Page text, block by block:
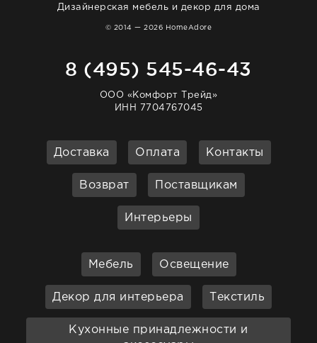
Дизайнерская мебель и декор для дома
© 2014 — 2026 HomeAdore
8 (495) 545-46-43
ООО «Комфорт Трейд»
ИНН 7704767045
Доставка Оплата Контакты
Возврат Поставщикам
Интерьеры
Мебель Освещение
Декор для интерьера Текстиль
Кухонные принадлежности и